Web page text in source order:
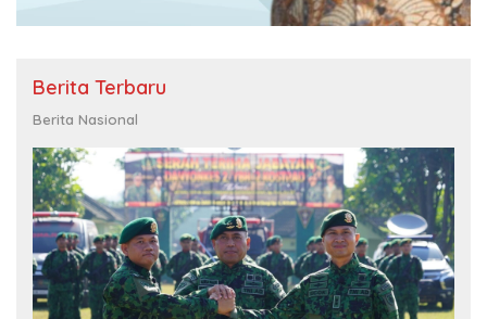
Berita Terbaru
Berita Nasional